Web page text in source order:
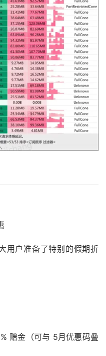
用户准备了特别的假期折
赠金（可与 5月优惠码叠